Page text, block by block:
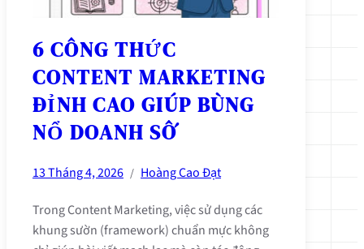
6 CÔNG THỨC
CONTENT MARKETING
ĐỈNH CAO GIÚP BÙNG
NỔ DOANH SỐ
13 Tháng 4, 2026 / Hoàng Cao Đạt
Trong Content Marketing, việc sử dụng các
khung sườn (framework) chuẩn mực không